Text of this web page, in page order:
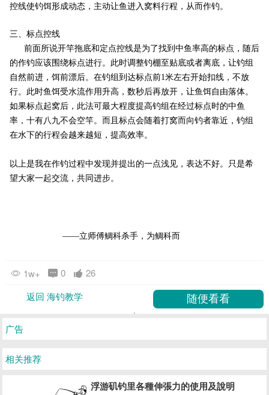
控线使钓饵形成动态，主动让鱼进入窝料行程，从而作钓。
三、标点控线
前面所说开竿拖底和定点控线是为了找到中鱼率高的标点，随后
的作钓应该围绕标点进行。此时调整钓棚至贴底或者离底，让钓组
自然前进，饵前漂后。在钓组到达标点前1米左右开始扣线，不放
行。此时鱼饵受水流作用升高，数秒后再放开，让鱼饵自由落体。
如果标点起窝后，此法可最大程度提高钓组在经过标点时的中鱼
率，十有八九不会空竿。而且标点会随着打窝而向钓者靠近，钓组
在水下的行程会越来越短，提高效率。
以上是我在作钓过程中发现并提出的一点浅见，表达不好。只是希
望大家一起交流，共同进步。
——立师傅鲷科杀手，为鲷科而
1w+ 0
26
返回 海钓教学
广告
相关推荐
浮游矶钓里各種伸張力的使用及說明